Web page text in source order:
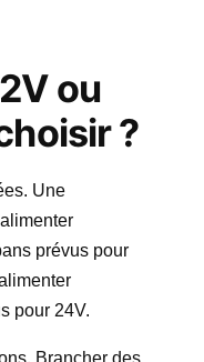
ou
?
Une
prévus pour
pour 24V.
Brancher des